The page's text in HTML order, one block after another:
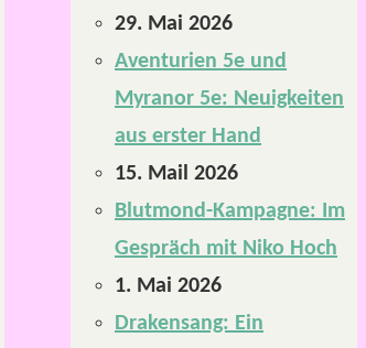
29. Mai 2026
Aventurien 5e und
Myranor 5e: Neuigkeiten
aus erster Hand
15. Mail 2026
Blutmond-Kampagne: Im
Gespräch mit Niko Hoch
1. Mai 2026
Drakensang: Ein